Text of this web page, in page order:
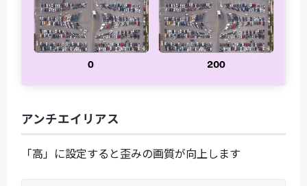
アンチエイリアス
「高」に設定すると歪みの画質が向上します